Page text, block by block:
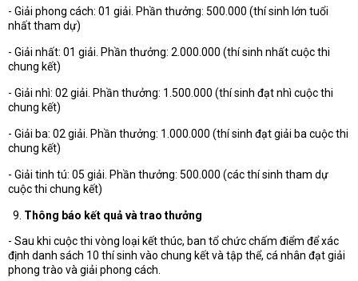
- Giải phong cách: 01 giải. Phần thưởng: 500.000 (thí sinh lớn tuổi
nhất tham dự)
- Giải nhất: 01 giải. Phần thưởng: 2.000.000 (thí sinh nhất cuộc thi
chung kết)
- Giải nhì: 02 giải. Phần thưởng: 1.500.000 (thí sinh đạt nhì cuộc thi
chung kết)
- Giải ba: 02 giải. Phần thưởng: 1.000.000 (thí sinh đạt giải ba cuộc thi
chung kết)
- Giải tinh tú: 05 giải. Phần thưởng: 500.000 (các thí sinh tham dự
cuộc thi chung kết)
Thông báo kết quả và trao thưởng
- Sau khi cuộc thi vòng loại kết thúc, ban tổ chức chấm điểm để xác
định danh sách 10 thí sinh vào chung kết và tập thể, cá nhân đạt giải
phong trào và giải phong cách.